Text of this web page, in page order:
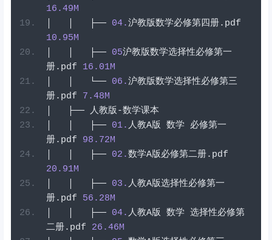
16.49M
├── 04.沪教版数学必修第四册. pdf
10.95M
├── 05沪教版数学选择性必修第一
册. pdf 16.01M
└── 06 .沪教版数学选择性必修第三
册. pdf 7.48M
├──
人教版-数学课本
├── 01. 人教A版 数学 必修第一
册. pdf 98.72M
├── 02 .数学A版必修第二册. pdf
20.91M
├── 03 . 人教A版选择性必修第一
册. pdf 56.28M
├── 04. 人教A版 数学 选择性必修第
二册. pdf 26.46M